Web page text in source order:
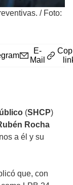
/ Foto:
E-
Mail
(SHCP)
Rocha
a él y su
que, con